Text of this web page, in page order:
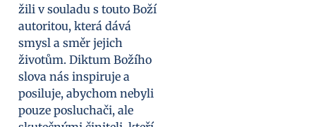
žili v souladu s touto Boží
autoritou, která dává
smysl a směr jejich
životům. Diktum Božího
slova nás inspiruje a
posiluje, abychom nebyli
pouze posluchači, ale